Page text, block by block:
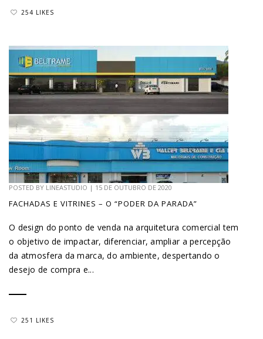
254 LIKES
POSTED BY LINEASTUDIO | 15 DE OUTUBRO DE 2020
FACHADAS E VITRINES – O “PODER DA PARADA”
O design do ponto de venda na arquitetura comercial tem
o objetivo de impactar, diferenciar, ampliar a percepção
da atmosfera da marca, do ambiente, despertando o
desejo de compra e...
251 LIKES